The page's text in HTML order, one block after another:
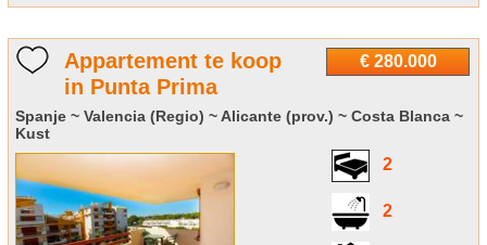
€ 280.000
Appartement te koop
in Punta Prima
Spanje ~ Valencia (Regio) ~ Alicante (prov.) ~ Costa Blanca ~
Kust
2
2